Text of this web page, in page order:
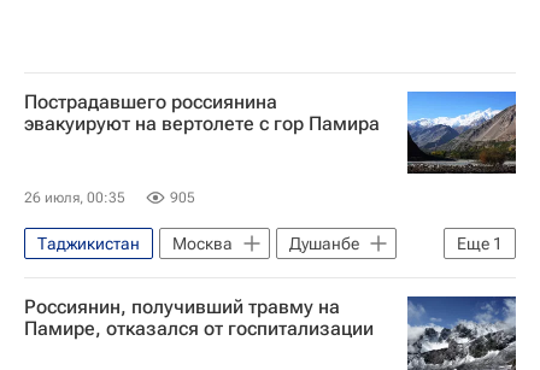
Пострадавшего россиянина
эвакуируют на вертолете с гор Памира
26 июля, 00:35 905
Еще 1
Таджикистан Москва
Душанбе
Происшествия
Россиянин, получивший травму на
Памире, отказался от госпитализации